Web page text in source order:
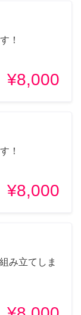
！
¥8,000
！
¥8,000
み立てしま